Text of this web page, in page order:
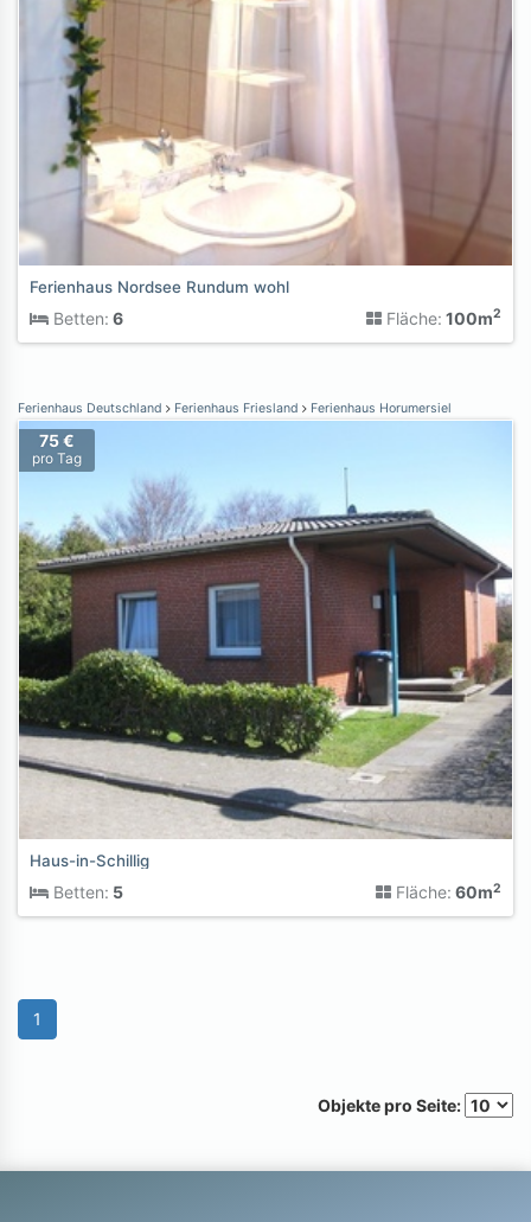
Ferienhaus Nordsee Rundum wohl
Betten: 6 Fläche: 100m2
Ferienhaus Deutschland Ferienhaus Friesland Ferienhaus Horumersiel
75 €
pro Tag
Haus-in-Schillig
Betten: 5 Fläche: 60m2
1
Objekte pro Seite: